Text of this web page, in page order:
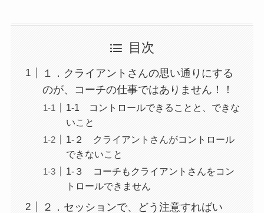
目次
１．クライアントさんの思い通りにする
のが、コーチの仕事ではありません！！
1-1 コントロールできることと、できな
いこと
1-２ クライアントさんがコントロール
できないこと
1-３ コーチもクライアントさんをコン
トロールできません
２．セッションで、どう注意すればい